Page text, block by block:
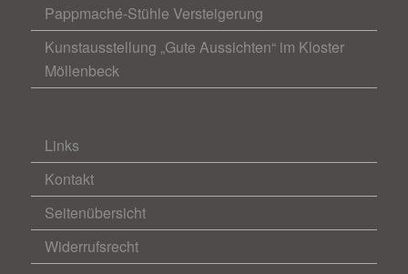
Pappmaché-Stühle Versteigerung
Kunstausstellung „Gute Aussichten“ im Kloster
Möllenbeck
Links
Kontakt
Seitenübersicht
Widerrufsrecht